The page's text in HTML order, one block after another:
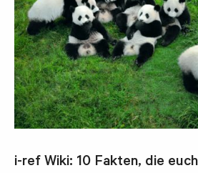
i-ref Wiki: 10 Fakten, die